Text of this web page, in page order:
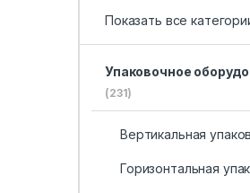
Показать все
Упаковочное
(231)
Вертикальная
Горизонтальная